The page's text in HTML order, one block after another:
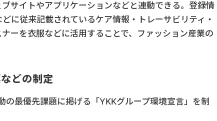
サイトやアプリケーションなどと連動できる。登録情
に従来記載されているケア情報・トレーサビリティ・
ーを衣服などに活用することで、ファッション産業の
どの制定
最優先課題に掲げる「YKKグループ環境宣言」を制